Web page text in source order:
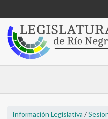
Información Legislativa /